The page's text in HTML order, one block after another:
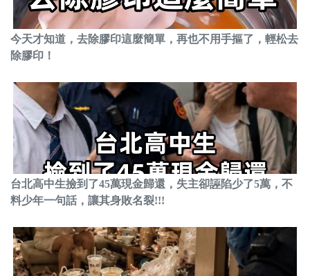
今天才知道，去除膠印這麼簡單，再也不用手摳了，輕松去
除膠印！
台北高中生撿到了45萬現金歸還，失主卻誣陷少了5萬，不
料少年一句話，讓其身敗名裂!!!